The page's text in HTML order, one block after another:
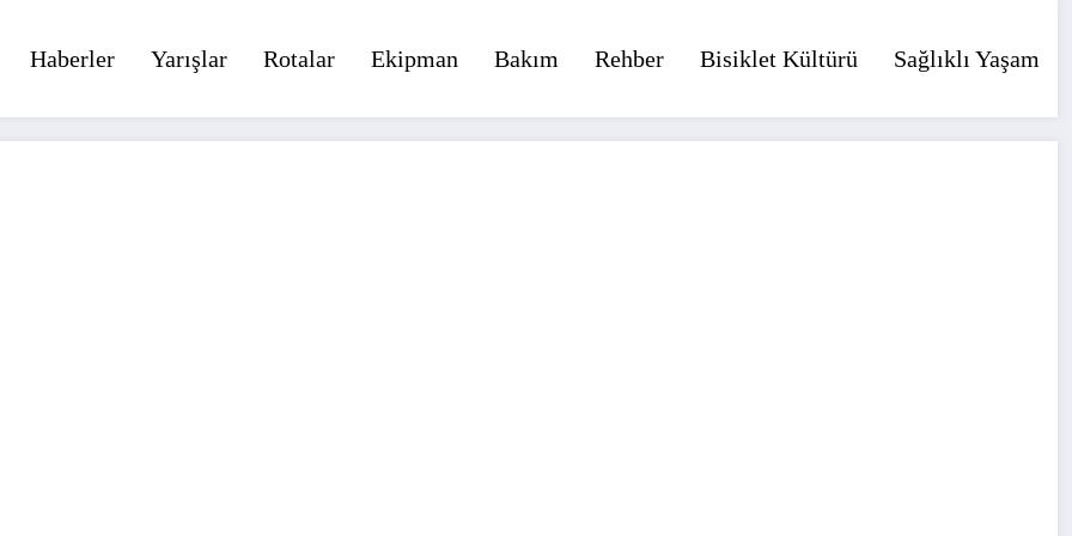
Haberler Yarışlar Rotalar Ekipman Bakım Rehber Bisiklet Kültürü Sağlıklı Yaşam